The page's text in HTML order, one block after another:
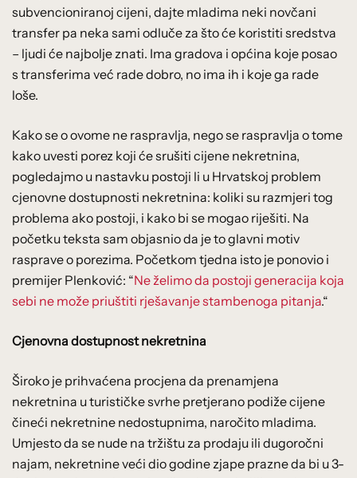
subvencioniranoj cijeni, dajte mladima neki novčani
transfer pa neka sami odluče za što će koristiti sredstva
– ljudi će najbolje znati. Ima gradova i općina koje posao
s transferima već rade dobro, no ima ih i koje ga rade
loše.
Kako se o ovome ne raspravlja, nego se raspravlja o tome
kako uvesti porez koji će srušiti cijene nekretnina,
pogledajmo u nastavku postoji li u Hrvatskoj problem
cjenovne dostupnosti nekretnina: koliki su razmjeri tog
problema ako postoji, i kako bi se mogao riješiti. Na
početku teksta sam objasnio da je to glavni motiv
rasprave o porezima. Početkom tjedna isto je ponovio i
premijer Plenković: “Ne želimo da postoji generacija koja
sebi ne može priuštiti rješavanje stambenoga pitanja.“
Cjenovna dostupnost nekretnina
Široko je prihvaćena procjena da prenamjena
nekretnina u turističke svrhe pretjerano podiže cijene
čineći nekretnine nedostupnima, naročito mladima.
Umjesto da se nude na tržištu za prodaju ili dugoročni
najam, nekretnine veći dio godine zjape prazne da bi u 3-